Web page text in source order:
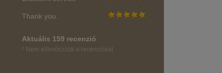
Thank you.
Aktuális 159 recenzió
* Nem ellenőrizzük a recenziókat